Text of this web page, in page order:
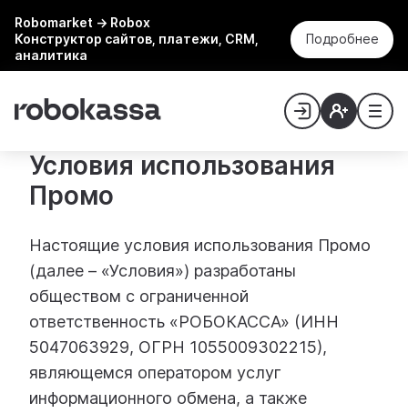
Robomarket → Robox
Конструктор сайтов, платежи, CRM,
аналитика
Подробнее
Условия использования
Промо
Настоящие условия использования Промо
(далее – «Условия») разработаны
обществом с ограниченной
ответственность «РОБОКАССА» (ИНН
5047063929, ОГРН 1055009302215),
являющемся оператором услуг
информационного обмена, а также